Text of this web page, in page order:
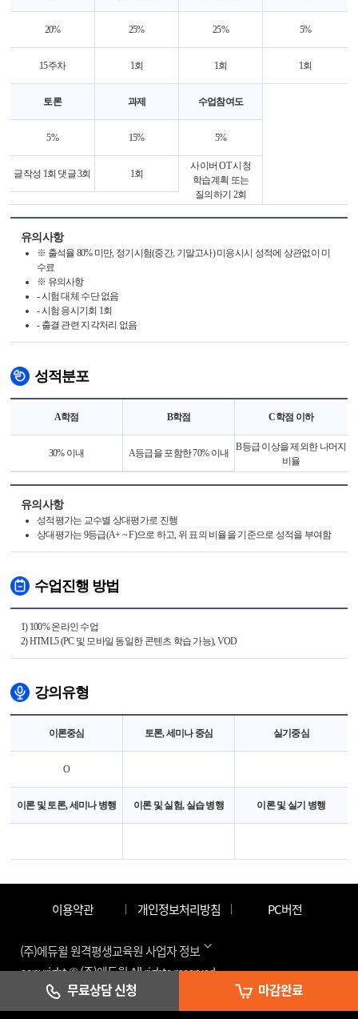
20%
15주차
25%
1회
25%
1회
5%
1회
토론
5%
글작성 1회 댓글 3회
과제
15%
1회
수업참여도
5%
사이버 OT 시청
학습계획 또는
질의하기 2회
유의사항
※ 출석율 80% 미만, 정기시험(중간, 기말고사) 미응시시 성적에 상관없이 미
수료
※ 유의사항
- 시험 대체 수단 없음
- 시험 응시기회 1회
- 출결 관련 지각처리 없음
성적분포
A학점
30% 이내
B학점
A등급을 포함한 70% 이내
C학점 이하
B등급 이상을 제외한 나머지
비율
유의사항
성적평가는 교수별 상대평가로 진행
상대평가는 9등급(A+ ~ F)으로 하고, 위 표의 비율을 기준으로 성적을 부여함
수업진행 방법
1) 100% 온라인 수업
2) HTML5 (PC 및 모바일 동일한 콘텐츠 학습 가능), VOD
강의유형
이론중심
O
토론, 세미나 중심 실기중심
이론 및 토론, 세미나 병행 이론 및 실험, 실습 병행 이론 및 실기 병행
무료상담 신청 마감완료
이용약관 개인정보처리방침 PC버전
(주)에듀윌 원격평생교육원 사업자 정보
copyright © (주)에듀윌 All rights reserved.